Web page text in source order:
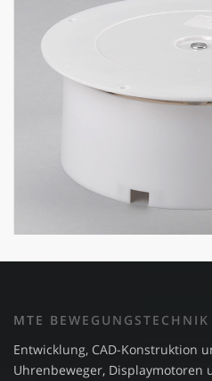
MTE BEWEGUNGSTECHNIK
Entwicklung, CAD-Konstruktion
Uhrenbeweger,